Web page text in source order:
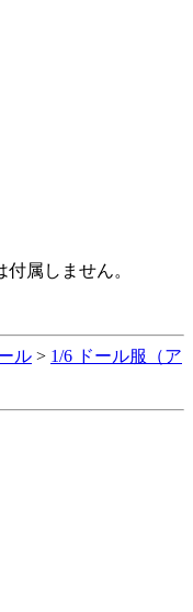
属しません。
ル > 1/6 ドール服（ア